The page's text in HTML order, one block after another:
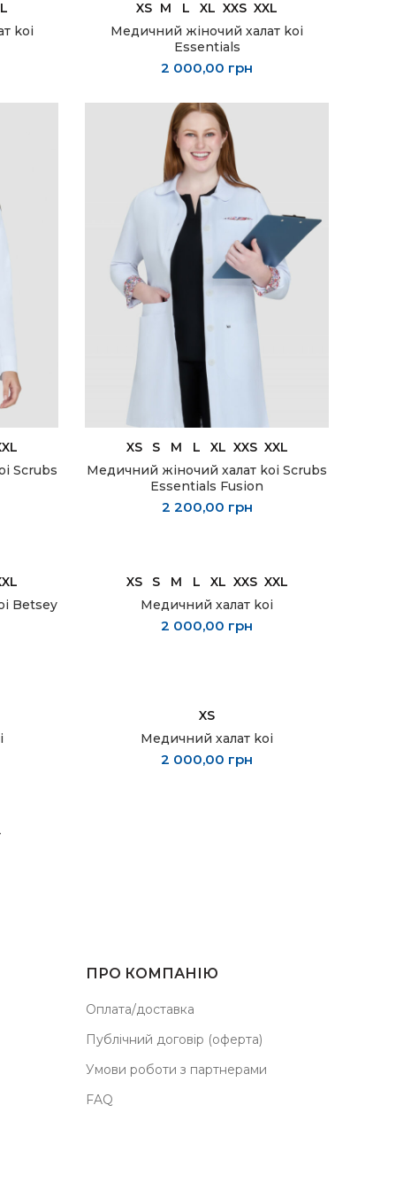
koi
ОБЕРІТЬ ОПЦІЇ
XS M L XL XXS XXL
Медичний жіночий халат koi
Essentials
2 000,00 грн
Scrubs
ОБЕРІТЬ ОПЦІЇ
XS S M L XL XXS XXL
Медичний жіночий халат koi Scrubs
Essentials Fusion
2 200,00 грн
Betsey
ОБЕРІТЬ ОПЦІЇ
XS S M L XL XXS XXL
Медичний халат koi
2 000,00 грн
ОБЕРІТЬ ОПЦІЇ
XS
Медичний халат koi
2 000,00 грн
ПРО КОМПАНІЮ
Оплата/доставка
Публічний договір (оферта)
Умови роботи з партнерами
FAQ